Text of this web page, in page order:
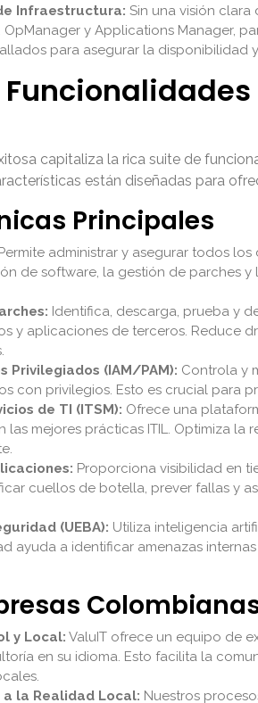
Infraestructura: Sin una visión
y Applications Manager,
para asegurar la disponibilidad
capitaliza la rica suite de
están diseñadas para
Principales
administrar y asegurar todos
de software, la gestión de parches
Identifica, descarga, prueba y
y aplicaciones de terceros. Reduce
Privilegiados (IAM/PAM): Controla y
con privilegios. Esto es crucial para
de TI (ITSM): Ofrece una
mejores prácticas ITIL. Optimiza
Proporciona visibilidad en
cuellos de botella, prever fallas y
(UEBA): Utiliza inteligencia
ayuda a identificar amenazas
y Local: ValuIT ofrece un equipo de
en su idioma. Esto facilita la
la Realidad Local: Nuestros